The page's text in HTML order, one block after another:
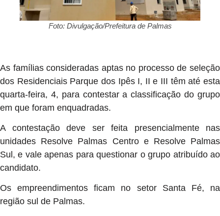
Foto: Divulgação/Prefeitura de Palmas
As famílias consideradas aptas no processo de seleção
dos Residenciais Parque dos Ipês I, II e III têm até esta
quarta-feira, 4, para contestar a classificação do grupo
em que foram enquadradas.
A contestação deve ser feita presencialmente nas
unidades Resolve Palmas Centro e Resolve Palmas
Sul, e vale apenas para questionar o grupo atribuído ao
candidato.
Os empreendimentos ficam no setor Santa Fé, na
região sul de Palmas.